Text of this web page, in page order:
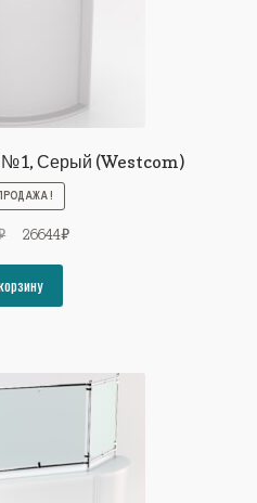
Серый (Westcom)
Первоначальная
составляла
28864₽.
26644₽Текущая